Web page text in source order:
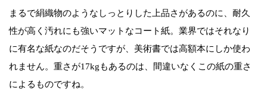
まるで絹織物のようなしっとりした上品さがあるのに、耐久
性が高く汚れにも強いマットなコート紙。業界ではそれなり
に有名な紙なのだそうですが、美術書では高額本にしか使わ
れません。重さが17kgもあるのは、間違いなくこの紙の重さ
によるものですね。